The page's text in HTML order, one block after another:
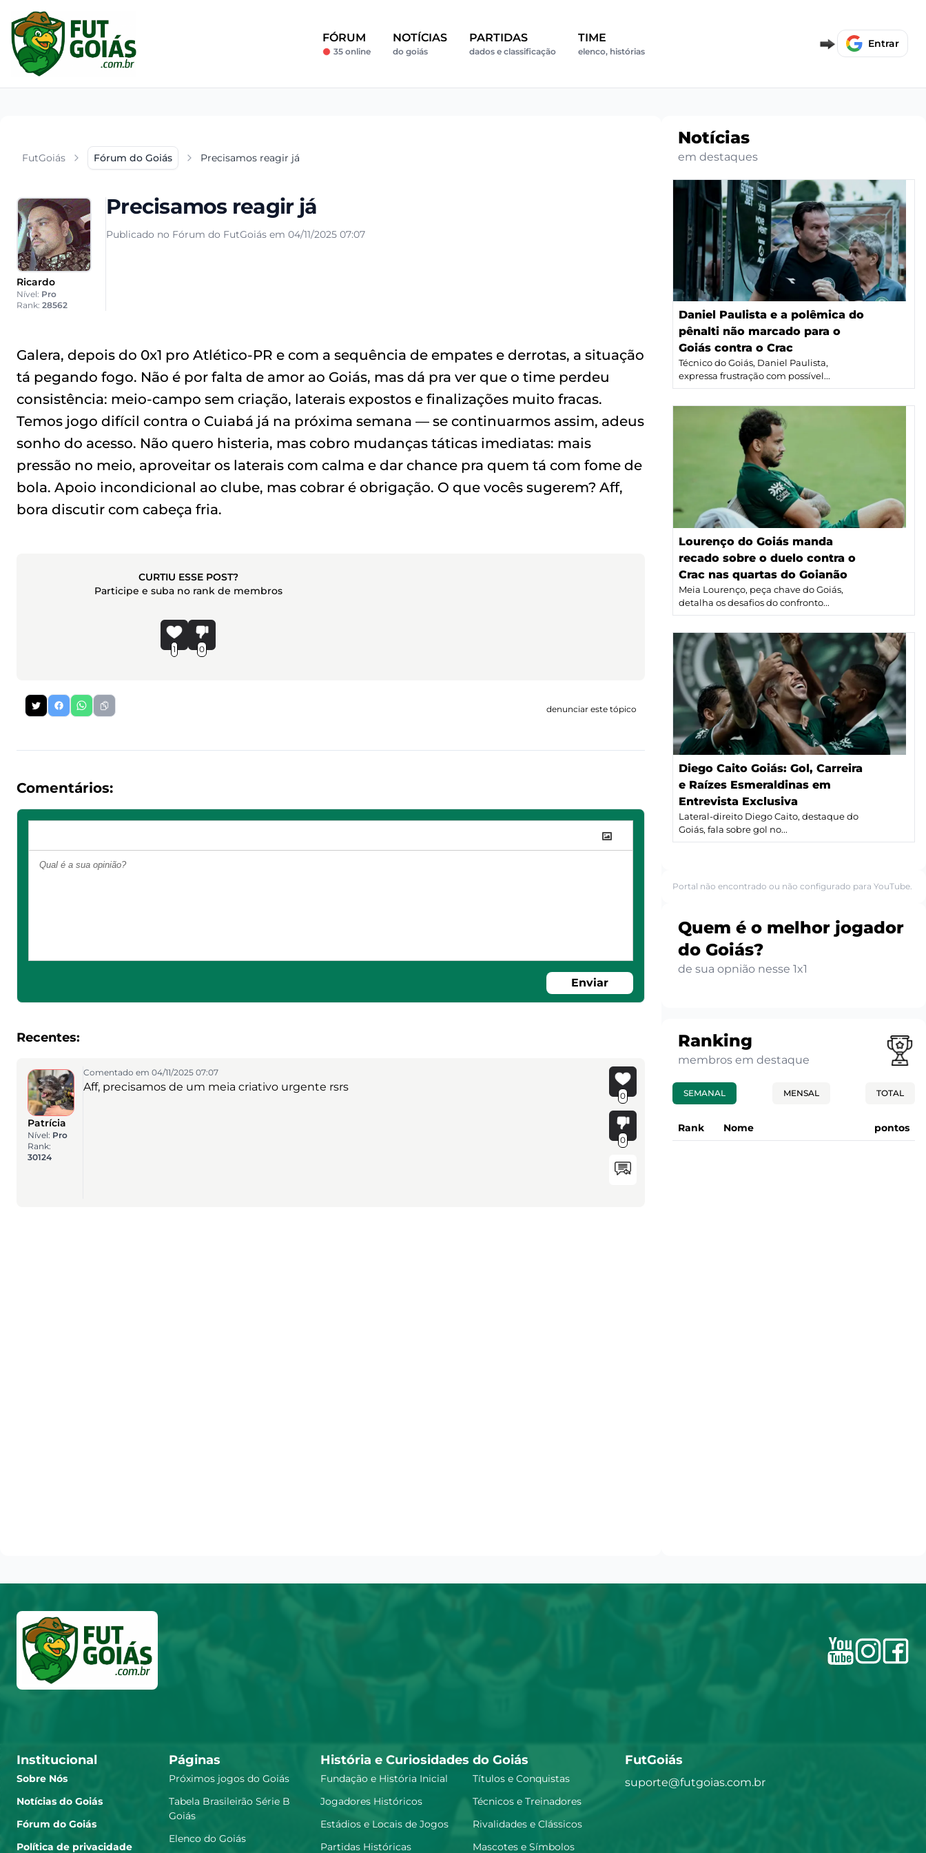
FÓRUM
35 online
NOTÍCIAS
do goiás
PARTIDAS
dados e classificação
TIME
elenco, histórias
Entrar
FutGoiás Fórum do Goiás Precisamos reagir já
Ricardo
Nível: Pro
Rank: 28562
Precisamos reagir já
Publicado no Fórum do FutGoiás em 04/11/2025 07:07
Galera, depois do 0x1 pro Atlético-PR e com a sequência de empates e derrotas, a situação
tá pegando fogo. Não é por falta de amor ao Goiás, mas dá pra ver que o time perdeu
consistência: meio-campo sem criação, laterais expostos e finalizações muito fracas.
Temos jogo difícil contra o Cuiabá já na próxima semana — se continuarmos assim, adeus
sonho do acesso. Não quero histeria, mas cobro mudanças táticas imediatas: mais
pressão no meio, aproveitar os laterais com calma e dar chance pra quem tá com fome de
bola. Apoio incondicional ao clube, mas cobrar é obrigação. O que vocês sugerem? Aff,
bora discutir com cabeça fria.
CURTIU ESSE POST?
Participe e suba no rank de membros
1 0
denunciar este tópico
Comentários:
Enviar
Recentes:
Patrícia
Nível: Pro
Rank:
30124
Comentado em 04/11/2025 07:07
Aff, precisamos de um meia criativo urgente rsrs
0
0
Notícias
em destaques
Daniel Paulista e a polêmica do
pênalti não marcado para o
Goiás contra o Crac
Técnico do Goiás, Daniel Paulista,
expressa frustração com possível...
Lourenço do Goiás manda
recado sobre o duelo contra o
Crac nas quartas do Goianão
Meia Lourenço, peça chave do Goiás,
detalha os desafios do confronto...
Diego Caito Goiás: Gol, Carreira
e Raízes Esmeraldinas em
Entrevista Exclusiva
Lateral-direito Diego Caito, destaque do
Goiás, fala sobre gol no...
Portal não encontrado ou não configurado para YouTube.
Quem é o melhor jogador
do Goiás?
de sua opnião nesse 1x1
Ranking
membros em destaque
SEMANAL MENSAL TOTAL
Rank Nome pontos
Institucional
Sobre Nós
Notícias do Goiás
Fórum do Goiás
Política de privacidade
Páginas
Próximos jogos do Goiás
Tabela Brasileirão Série B
Goiás
Elenco do Goiás
História e Curiosidades do Goiás
Fundação e História Inicial
Títulos e Conquistas
Jogadores Históricos
Técnicos e Treinadores
Estádios e Locais de Jogos
Rivalidades e Clássicos
Partidas Históricas
Mascotes e Símbolos
FutGoiás
suporte@futgoias.com.br